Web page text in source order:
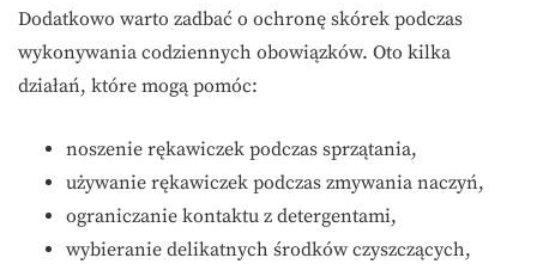
Dodatkowo warto zadbać o ochronę skórek podczas
wykonywania codziennych obowiązków. Oto kilka
działań, które mogą pomóc:
noszenie rękawiczek podczas sprzątania,
używanie rękawiczek podczas zmywania naczyń,
ograniczanie kontaktu z detergentami,
wybieranie delikatnych środków czyszczących,